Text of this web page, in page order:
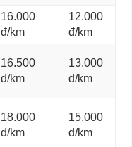
16.000
đ/km
12.000
đ/km
16.500
đ/km
13.000
đ/km
18.000
đ/km
15.000
đ/km